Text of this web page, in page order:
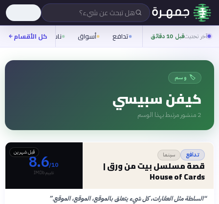
هل تبحث عن شيء؟
آخر تحديثقبل 10 دقائق تدافع أسواق ناس روح
كل الأقسام
🏷️ وسم
كيفن سبيسي
2 منشور مرتبط بهذا الوسم
تدافع سينما
قصة مسلسل بيت من ورق |
House of Cards
قبل شهرين8.6/10
تقييم IMDb
“السلطة مثل العقارات، كل شيء يتعلق بالموقع، الموقع، الموقع.”